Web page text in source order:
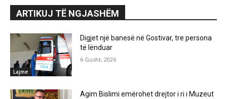
ARTIKUJ TË NGJASHËM
Lajme
Digjet një banesë në Gostivar, tre persona
të lënduar
6 Gusht, 2026
Agim Bislimi emërohet drejtor i ri i Muzeut